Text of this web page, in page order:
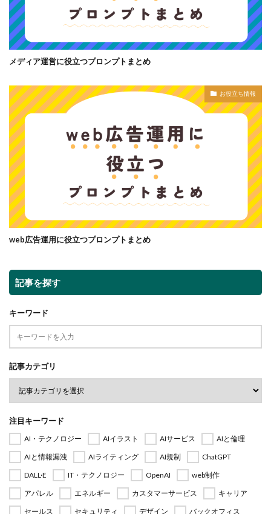
メディア運営に役立つプロンプトまとめ
お役立ち情報
web広告運用に役立つプロンプトまとめ
記事を探す
キーワード
記事カテゴリ
注目キーワード
AI・テクノロジー AIイラスト AIサービス
AIと倫理
AIと情報漏洩
AIライティング AI規制
ChatGPT
DALL·E
IT・テクノロジー OpenAI
web制作
アパレル
エネルギー カスタマーサービス
キャリア
セールス
セキュリティ デザイン バックオフィス